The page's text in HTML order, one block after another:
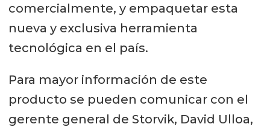
comercialmente, y empaquetar esta
nueva y exclusiva herramienta
tecnológica en el país.
Para mayor información de este
producto se pueden comunicar con el
gerente general de Storvik, David Ulloa,